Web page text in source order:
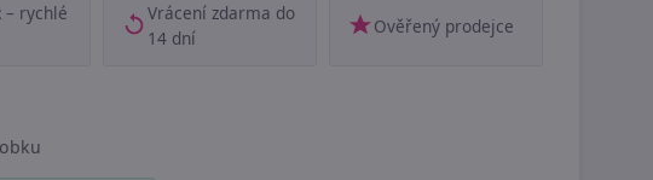
– rychlé
Vrácení zdarma do
14 dní
Ověřený prodejce